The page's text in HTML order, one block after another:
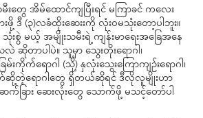
တွေ အိမ်ထောင်ကျပြီးရင် မကြာခင် ကလေး
ဖို့ ဒီ (၃)လခံထိုးဆေးးကို လုံးဝမသုံးတော့ပါဘူး။
စွဲ မယ့် အမျိုးသမီးရဲ့ ကျန်းမာရေးအခြေအနေ
ဆိုတာပါပဲ။ သူ့မှာ သွေးတိုးရောဂါ၊
ြမ်းကိုက်ရောဂါ (သို့) နှလုံးသွေးကြောကျဉ်းရောဂါ၊
ဆို့တဲ့ရောဂါတွေ ရှိတယ်ဆိုရင် ဒီလိုလူမျိုးဟာ
းဆက်ခြား ဆေးလုံးတွေ သောက်ဖို့ မသင့်တော်ပါ